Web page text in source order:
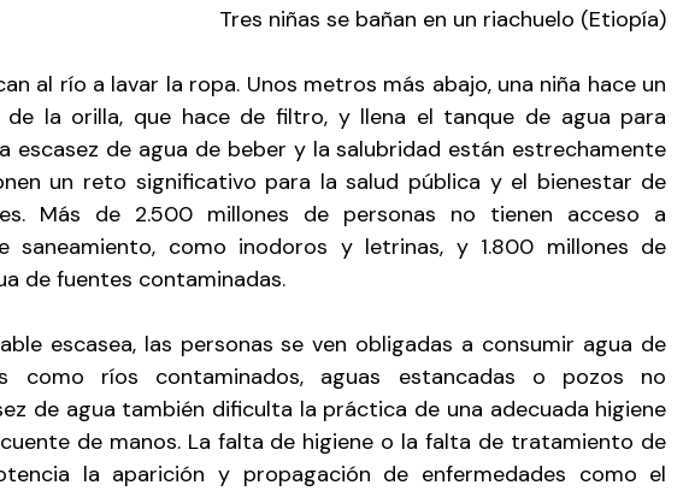
Tres niñas se bañan en un riachuelo (Etiopía)
al río a lavar la ropa. Unos metros más abajo, una niña hace un
de la orilla, que hace de filtro, y llena el tanque de agua para
escasez de agua de beber y la salubridad están estrechamente
un reto significativo para la salud pública y el bienestar de
Más de 2.500 millones de personas no tienen acceso a
saneamiento, como inodoros y letrinas, y 1.800 millones de
de fuentes contaminadas.
escasea, las personas se ven obligadas a consumir agua de
como ríos contaminados, aguas estancadas o pozos no
de agua también dificulta la práctica de una adecuada higiene
de manos. La falta de higiene o la falta de tratamiento de
la aparición y propagación de enfermedades como el